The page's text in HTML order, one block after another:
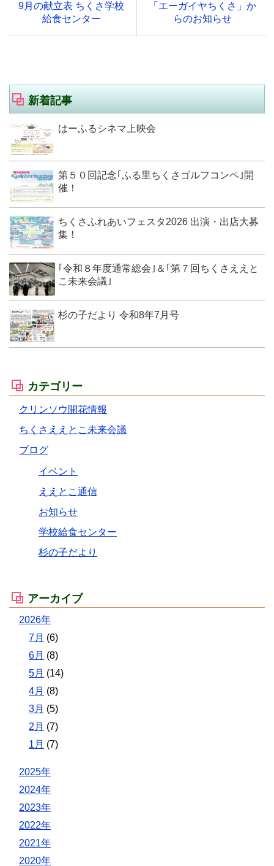
9月の献立表 ちくさ学校
給食センター
「エーガイヤちくさ」か
らのお知らせ
新着記事
はーふるシネマ上映会
第５０回記念｢ふる里ちくさゴルフコンペ｣開
催！
ちくさふれあいフェスタ2026 出演・出店大募
集！
｢令和８年度通常総会｣＆｢第７回ちくさええと
こ未来会議｣
杉の子だより 令和8年7月号
カテゴリー
クリンソウ開花情報
ちくさええとこ未来会議
ブログ
イベント
ええとこ通信
お知らせ
学校給食センター
杉の子だより
アーカイブ
2026年
7月 (6)
6月 (8)
5月 (14)
4月 (8)
3月 (5)
2月 (7)
1月 (7)
2025年
2024年
2023年
2022年
2021年
2020年